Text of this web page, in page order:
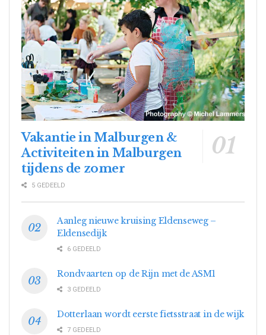
Vakantie in Malburgen &
Activiteiten in Malburgen
tijdens de zomer
5 GEDEELD
Aanleg nieuwe kruising Eldenseweg –
Eldensedijk
6 GEDEELD
Rondvaarten op de Rijn met de ASM1
3 GEDEELD
Dotterlaan wordt eerste fietsstraat in de wijk
7 GEDEELD